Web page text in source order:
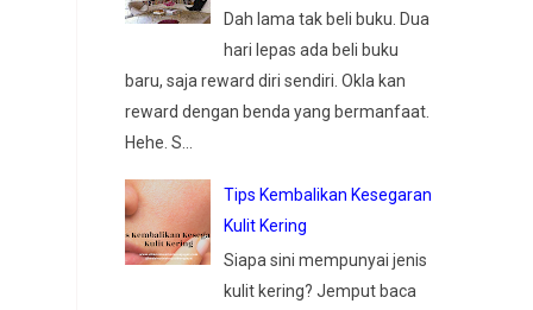
Dah lama tak beli buku. Dua
hari lepas ada beli buku
baru, saja reward diri sendiri. Okla kan
reward dengan benda yang bermanfaat.
Hehe. S...
Tips Kembalikan Kesegaran
Kulit Kering
Siapa sini mempunyai jenis
kulit kering? Jemput baca